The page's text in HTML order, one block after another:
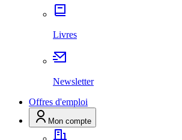
Livres
Newsletter
Offres d'emploi
Mon compte